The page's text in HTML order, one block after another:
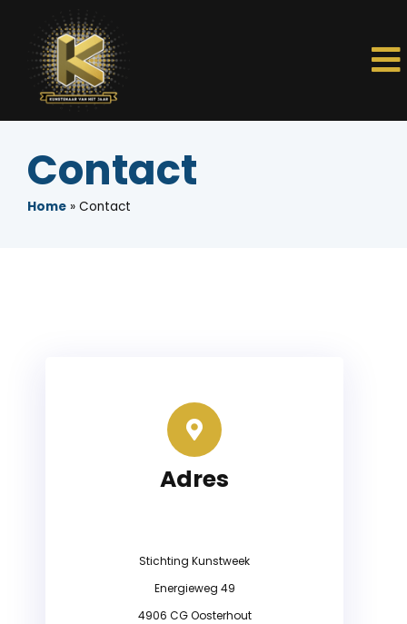
Contact
Home » Contact
Adres
Stichting Kunstweek
Energieweg 49
4906 CG Oosterhout